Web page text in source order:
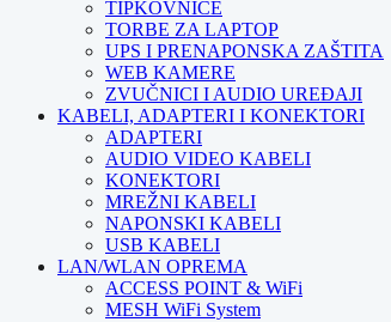
TIPKOVNICE
TORBE ZA LAPTOP
UPS I PRENAPONSKA ZAŠTITA
WEB KAMERE
ZVUČNICI I AUDIO UREĐAJI
KABELI, ADAPTERI I KONEKTORI
ADAPTERI
AUDIO VIDEO KABELI
KONEKTORI
MREŽNI KABELI
NAPONSKI KABELI
USB KABELI
LAN/WLAN OPREMA
ACCESS POINT & WiFi
MESH WiFi System